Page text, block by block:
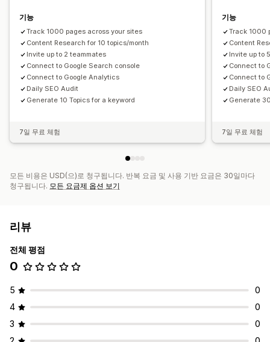
기능
Track 1000 pages across your sites
Content Research for 10 topics/month
Invite up to 2 teammates
Connect to Google Search console
Connect to Google Analytics
Daily SEO Audit
Generate 10 Topics for a keyword
7일 무료 체험
기능
Track 1000
Content
Invite up to
Connect to
Connect to
Daily SEO
Generate
7일 무료 체험
모든 비용은 USD(으)로 청구됩니다. 반복 요금 및 사용 기반 요금은 30일마다
청구됩니다. 모든 요금제 옵션 보기
리뷰
전체 평점
0
5
0
4
0
3
0